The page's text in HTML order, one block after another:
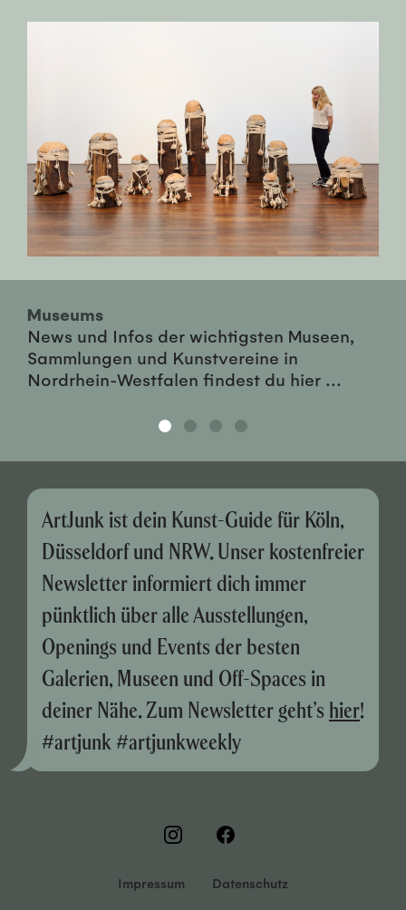
Museums
News und Infos der wichtigsten Museen,
Sammlungen und Kunstvereine in
Nordrhein-Westfalen findest du hier ...
ArtJunk ist dein Kunst-Guide für Köln,
Düsseldorf und NRW. Unser kostenfreier
Newsletter informiert dich immer
pünktlich über alle Ausstellungen,
Openings und Events der besten
Galerien, Museen und Off-Spaces in
deiner Nähe. Zum Newsletter geht’s hier!
#artjunk #artjunkweekly
Impressum Datenschutz